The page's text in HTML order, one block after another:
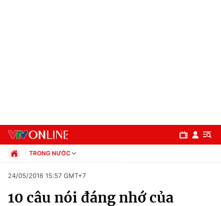
Chuyên mục
TRONG NƯỚC
Xã hội
Pháp luật
24/05/2016 15:57 GMT+7
10 câu nói đáng nhớ của